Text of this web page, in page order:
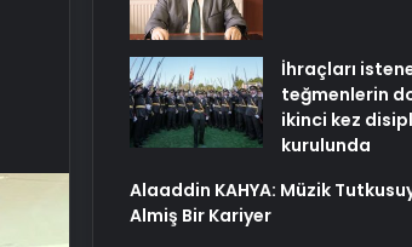
İhraçları
teğmenlerin
ikinci kez
kurulunda
Alaaddin KAHYA: Müzik
Almiş Bir Kariyer